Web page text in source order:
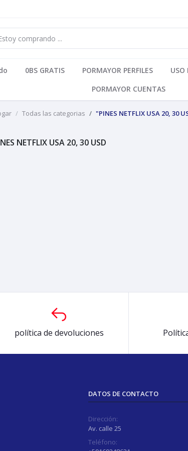
0BS GRATIS PORMAYOR PERFILES USO
PORMAYOR CUENTAS
Todas las categorias "PINES NETFLIX USA 20, 30
NETFLIX USA 20, 30 USD
política de devoluciones
DATOS DE CONTACTO
Dirección:
Av. calle 25
Teléfono: